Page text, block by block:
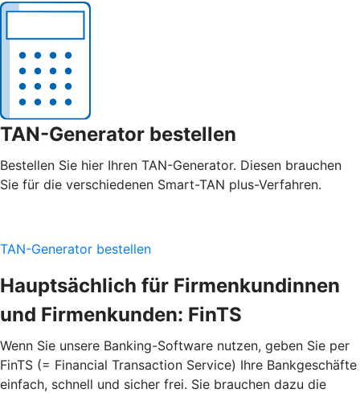
TAN-Generator bestellen
Bestellen Sie hier Ihren TAN-Generator. Diesen brauchen
Sie für die verschiedenen Smart-TAN plus-Verfahren.
TAN-Generator bestellen
Hauptsächlich für Firmenkundinnen
und Firmenkunden: FinTS
Wenn Sie unsere Banking-Software nutzen, geben Sie per
FinTS (= Financial Transaction Service) Ihre Bankgeschäfte
einfach, schnell und sicher frei. Sie brauchen dazu die